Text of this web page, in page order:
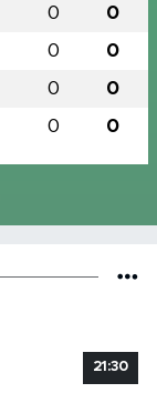
0 0
0 0
0 0
0 0
21:30